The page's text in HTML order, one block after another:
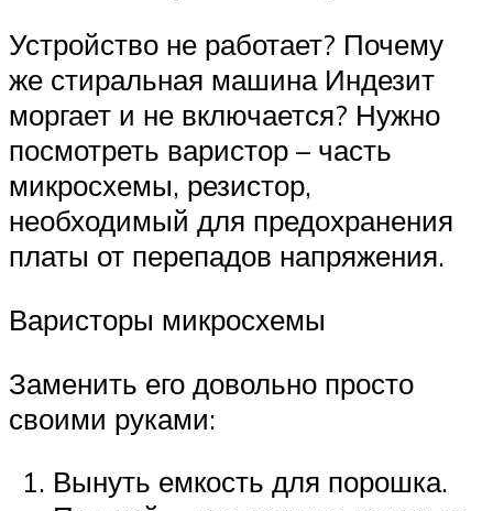
Устройство не работает? Почему
же стиральная машина Индезит
моргает и не включается? Нужно
посмотреть варистор – часть
микросхемы, резистор,
необходимый для предохранения
платы от перепадов напряжения.
Варисторы микросхемы
Заменить его довольно просто
своими руками:
Вынуть емкость для порошка.